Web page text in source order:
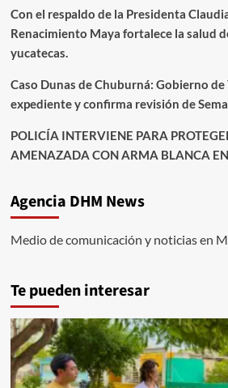
Con el respaldo de la Presidenta
Renacimiento Maya fortalece la salud
yucatecas.
Caso Dunas de Chuburná: Gobierno
expediente y confirma revisión de
POLICÍA INTERVIENE PARA
AMENAZADA CON ARMA BLANCA
Agencia DHM News
Medio de comunicación y noticias en
Te pueden interesar